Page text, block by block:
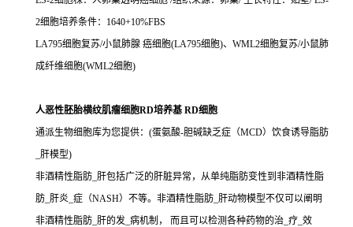
2细胞培养条件：1640+10%FBS
LA795细胞复苏/小鼠肺腺 癌细胞(LA795细胞)、WML2细胞复苏/小鼠肺
成纤维细胞(WML2细胞)
人恶性胚胎横纹肌瘤细胞RD培养基 RD细胞
通派生物细胞库为您提供：(蛋氨酸-胆碱缺乏症（MCD）饮食诱导脂肪
_肝模型)
非酒精性脂肪_肝包括广泛的肝脏异常，从单纯脂肪变性到非酒精性脂
肪_肝炎_症（NASH）不等。非酒精性脂肪_肝动物模型不仅可以阐明
非酒精性脂肪_肝的发_病机制， 而且可以检测各种药物的治_疗_效